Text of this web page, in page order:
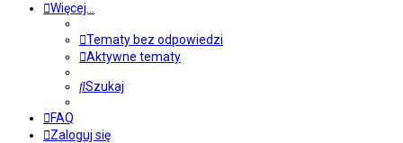
Więcej…
Tematy bez odpowiedzi
Aktywne tematy
Szukaj
FAQ
Zaloguj się